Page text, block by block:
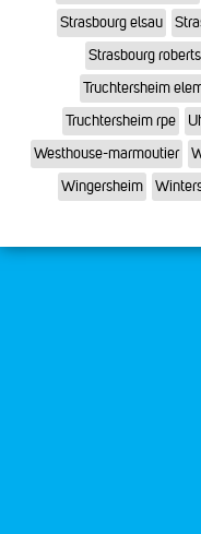
Strasbourg elsau
Strasbourg
Truchtersheim
Truchtersheim rpe
Westhouse-marmoutier
Wingersheim